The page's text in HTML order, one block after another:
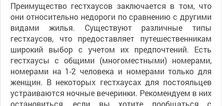
Преимущество гестхаусов заключается в том, что
они относительно недороги по сравнению с другими
видами жилья. Существуют различные типы
гестхаусов, что предоставляет путешественникам
широкий выбор с учетом их предпочтений. Есть
гестхаусы с общими (многоместными) номерами,
номерами на 1-2 человека и номерами только для
женщин. В некоторых гестхаусах для постояльцев
устраиваются ночные вечеринки. Рекомендуем в них
остановиться, если вы хотите пообщаться с